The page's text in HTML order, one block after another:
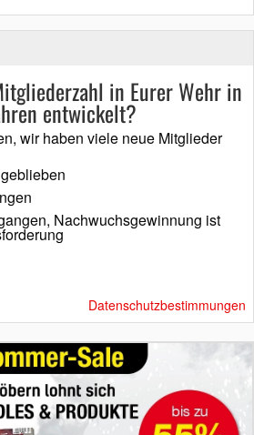
in Eurer Wehr in
entwickelt?
wir haben viele neue Mitglieder
Nachwuchsgewinnung ist
Datenschutzbestimmungen